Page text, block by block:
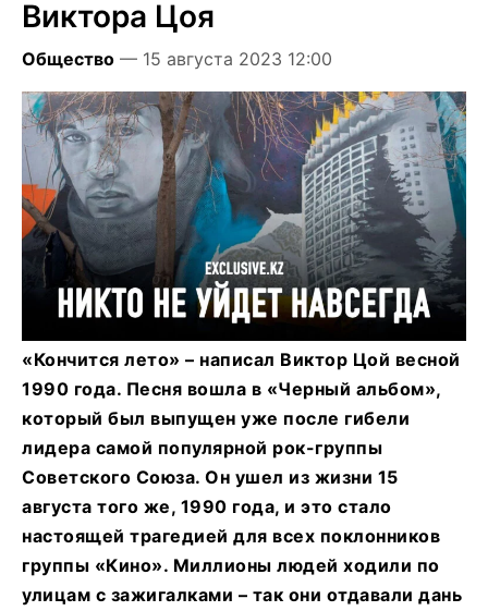
Виктора Цоя
Общество — 15 августа 2023 12:00
«Кончится лето» – написал Виктор Цой весной
1990 года. Песня вошла в «Черный альбом»,
который был выпущен уже после гибели
лидера самой популярной рок-группы
Советского Союза. Он ушел из жизни 15
августа того же, 1990 года, и это стало
настоящей трагедией для всех поклонников
группы «Кино». Миллионы людей ходили по
улицам с зажигалками – так они отдавали дань